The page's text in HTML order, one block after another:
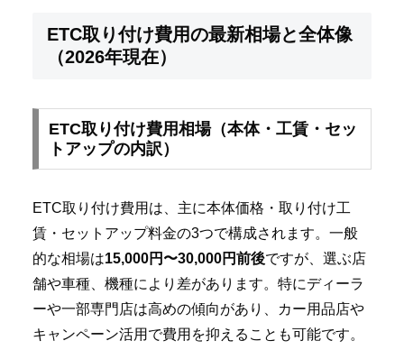
ETC取り付け費用の最新相場と全体像
（2026年現在）
ETC取り付け費用相場（本体・工賃・セッ
トアップの内訳）
ETC取り付け費用は、主に本体価格・取り付け工
賃・セットアップ料金の3つで構成されます。一般
的な相場は15,000円〜30,000円前後ですが、選ぶ店
舗や車種、機種により差があります。特にディーラ
ーや一部専門店は高めの傾向があり、カー用品店や
キャンペーン活用で費用を抑えることも可能です。